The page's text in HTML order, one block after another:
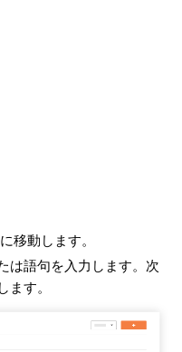
移動します。
は語句を入力します。次
す。